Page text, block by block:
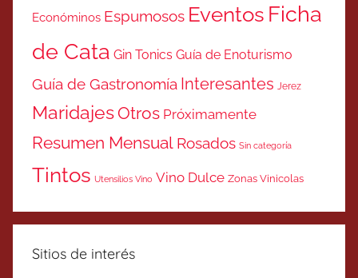
Económinos Espumosos Eventos Ficha
de Cata Gin Tonics Guía de Enoturismo
Guía de Gastronomía Interesantes Jerez
MaridajesOtros Próximamente
Resumen Mensual Rosados Sin categoría
Tintos Utensilios Vino Vino Dulce Zonas Vinicolas
Sitios de interés